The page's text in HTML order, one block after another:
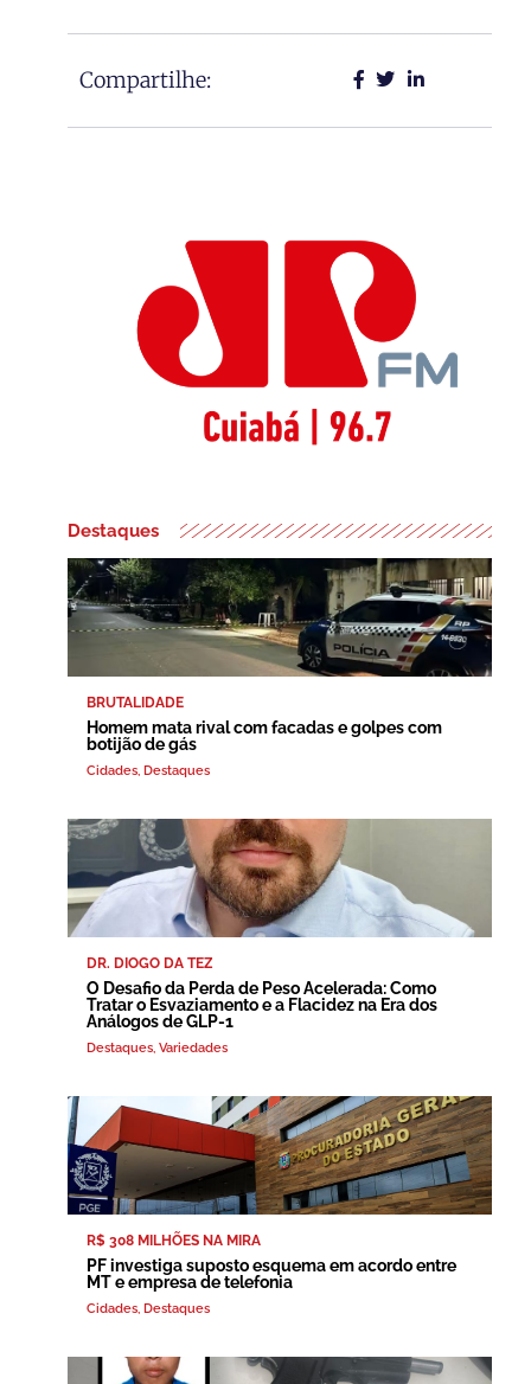
Compartilhe:
Destaques
BRUTALIDADE
Homem mata rival com facadas e golpes com
botijão de gás
Cidades Destaques
DR. DIOGO DA TEZ
O Desafio da Perda de Peso Acelerada: Como
Tratar o Esvaziamento e a Flacidez na Era dos
Análogos de GLP-1
Destaques Variedades
R$ 308 MILHÕES NA MIRA
PF investiga suposto esquema em acordo entre
MT e empresa de telefonia
Cidades Destaques